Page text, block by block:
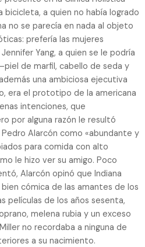
bicicleta, a quien no había logrado
no se parecía en nada al objeto
prefería las mujeres
Yang, a quien se le podría
de marfil, cabello de seda y
una ambiciosa ejecutiva
era el prototipo de la americana
intenciones, que
por alguna razón le resultó
Alarcón como «abundante y
para comida con alto
le hizo ver su amigo. Poco
Alarcón opinó que Indiana
cómica de las amantes de los
películas de los años sesenta,
melena rubia y un exceso
no recordaba a ninguna de
a su nacimiento.